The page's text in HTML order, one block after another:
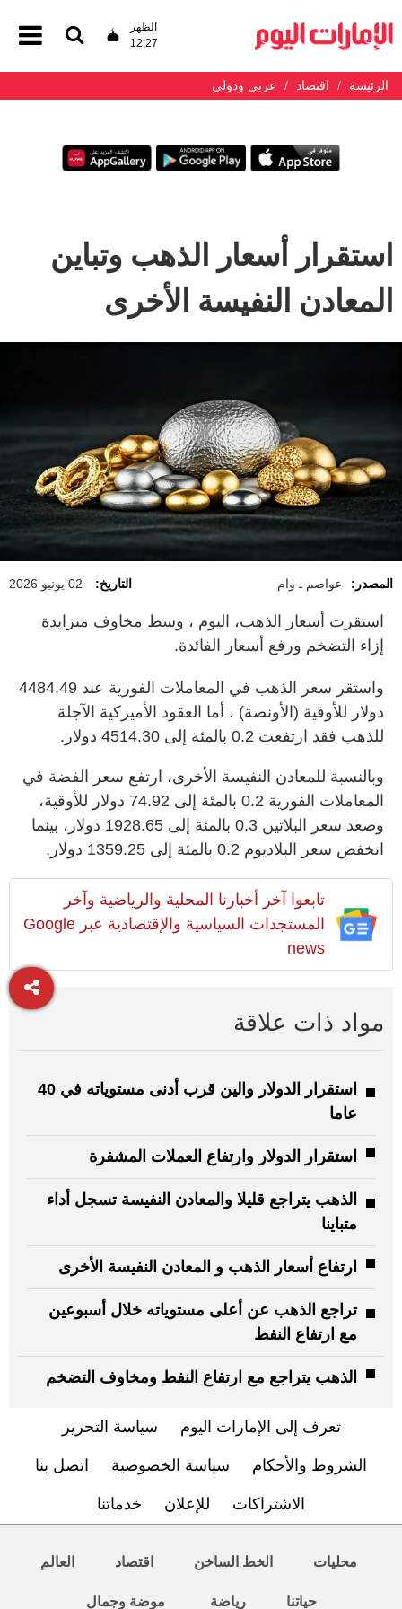
الظهر
12:27
الرئيسة اقتصاد عربي ودولي
استقرار أسعار الذهب وتباين
المعادن النفيسة الأخرى
المصدر: عواصم ـ وام التاريخ: 02 يونيو 2026
استقرت أسعار ⁠الذهب، اليوم ، وسط مخاوف متزايدة
إزاء التضخم ورفع أسعار الفائدة.
واستقر سعر الذهب في المعاملات الفورية عند 4484.49
دولار للأوقية (الأونصة) ، أما العقود الأميركية الآجلة
للذهب فقد ارتفعت 0.2 بالمئة إلى 4514.30 دولار.
وبالنسبة للمعادن النفيسة الأخرى، ارتفع سعر الفضة في
المعاملات الفورية 0.2 بالمئة إلى 74.92 ​دولار للأوقية،
وصعد سعر البلاتين 0.3 بالمئة إلى 1928.65 ⁠دولار، بينما
انخفض سعر البلاديوم 0.2 بالمئة إلى 1359.25 دولار.
تابعوا آخر أخبارنا المحلية والرياضية وآخر
المستجدات السياسية والإقتصادية عبر Google
news
مواد ذات علاقة
استقرار الدولار والين قرب أدنى مستوياته في 40
عاما
استقرار الدولار وارتفاع العملات المشفرة
الذهب يتراجع قليلا والمعادن النفيسة تسجل أداء
متباينا
ارتفاع أسعار الذهب و المعادن النفيسة الأخرى
تراجع الذهب عن أعلى مستوياته خلال أسبوعين
مع ارتفاع النفط
الذهب يتراجع مع ارتفاع النفط ومخاوف التضخم
تعرف إلى الإمارات اليوم سياسة التحرير
الشروط والأحكام سياسة الخصوصية اتصل بنا
الاشتراكات للإعلان خدماتنا
محليات الخط الساخن اقتصاد العالم
حياتنا رياضة موضة وجمال